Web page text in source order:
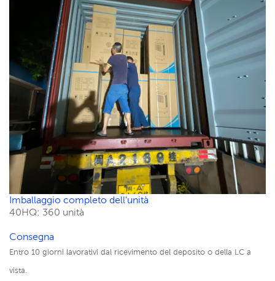
Imballaggio completo dell'unità
40HQ: 360 unità
Consegna
Entro 10 giorni lavorativi dal ricevimento del deposito o della LC a
vista.